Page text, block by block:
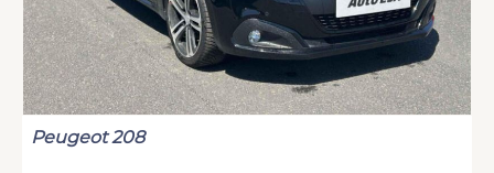
Peugeot 208